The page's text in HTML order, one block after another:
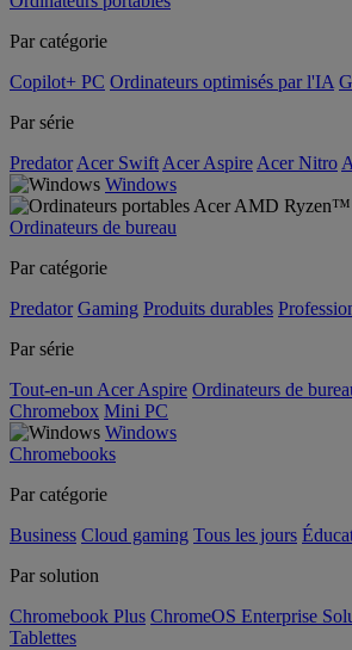
Par catégorie
Copilot+ PC Ordinateurs optimisés par l'IA
Par série
Predator Acer Swift Acer Aspire Acer Nitro
Windows
Ordinateurs de bureau
Par catégorie
Predator Gaming Produits durables
Par série
Tout-en-un Acer Aspire Ordinateurs de
Chromebox Mini PC
Windows
Chromebooks
Par catégorie
Business Cloud gaming Tous les jours
Par solution
Chromebook Plus ChromeOS Enterprise
Tablettes